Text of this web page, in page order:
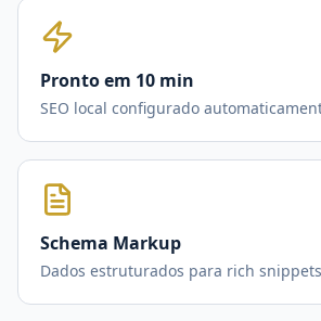
Pronto em 10 min
SEO local configurado
Schema Markup
Dados estruturados para rich